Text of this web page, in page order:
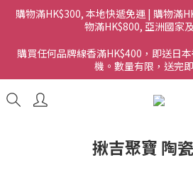
購物滿HK$300, 本地快遞免運 | 購物滿
物滿HK$800, 亞洲國家
購買任何品牌線香滿HK$400，即送日
機。數量有限，送完即
揪吉聚寶 陶